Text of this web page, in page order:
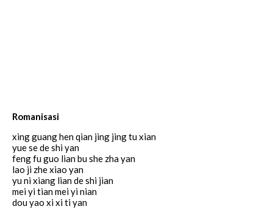
Romanisasi
xing guang hen qian jing jing tu xian
yue se de shi yan
feng fu guo lian bu she zha yan
lao ji zhe xiao yan
yu ni xiang lian de shi jian
mei yi tian mei yi nian
dou yao xi xi ti yan